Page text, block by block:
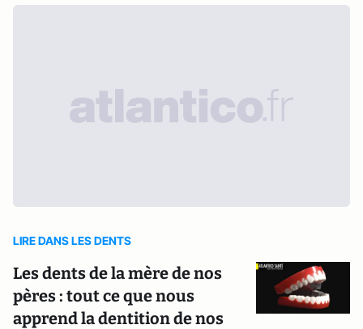
LIRE DANS LES DENTS
Les dents de la mère de nos
pères : tout ce que nous
apprend la dentition de nos